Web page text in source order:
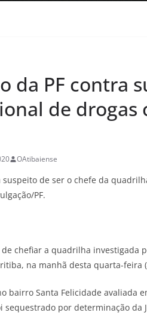
da PF contra
de drogas
OAtibaiense
suspeito de ser o chefe da
PF.
chefiar a quadrilha investigada
na manhã desta quarta-feira
bairro Santa Felicidade avaliada
sequestrado por determinação da